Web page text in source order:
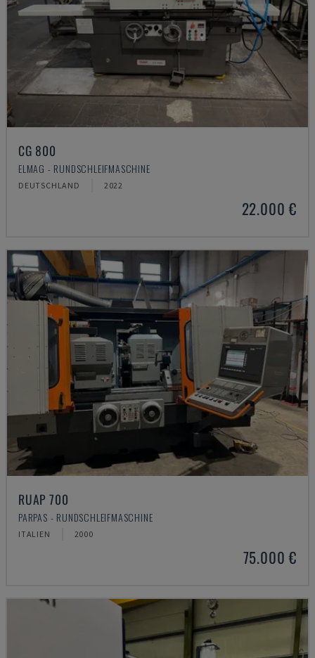
CG 800
ELMAG - RUNDSCHLEIFMASCHINE
DEUTSCHLAND 2022
22.000 €
RUAP 700
PARPAS - RUNDSCHLEIFMASCHINE
ITALIEN 2000
75.000 €